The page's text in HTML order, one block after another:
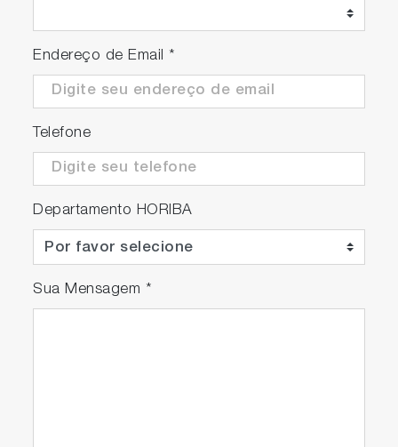
Endereço de Email *
Telefone
Departamento HORIBA
Sua Mensagem *